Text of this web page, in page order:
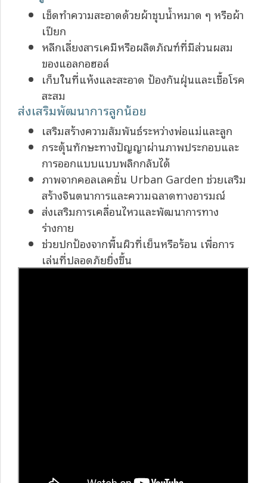
เช็ดทำความสะอาดด้วยผ้าชุบน้ำหมาด ๆ หรือผ้า
เปียก
หลีกเลี่ยงสารเคมีหรือผลิตภัณฑ์ที่มีส่วนผสม
ของแอลกอฮอล์
เก็บในที่แห้งและสะอาด ป้องกันฝุ่นและเชื้อโรค
สะสม
ส่งเสริมพัฒนาการลูกน้อย
เสริมสร้างความสัมพันธ์ระหว่างพ่อแม่และลูก
กระตุ้นทักษะทางปัญญาผ่านภาพประกอบและ
การออกแบบแบบพลิกกลับได้
ภาพจากคอลเลคชั่น Urban Garden ช่วยเสริม
สร้างจินตนาการและความฉลาดทางอารมณ์
ส่งเสริมการเคลื่อนไหวและพัฒนาการทาง
ร่างกาย
ช่วยปกป้องจากพื้นผิวที่เย็นหรือร้อน เพื่อการ
เล่นที่ปลอดภัยยิ่งขึ้น